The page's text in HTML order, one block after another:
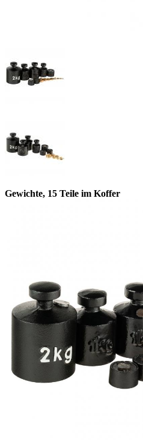
Gewichte, 15 Teile im Koffer